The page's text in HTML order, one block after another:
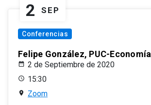
2 SEP
Conferencias
Felipe González, PUC-Economía
2 de Septiembre de 2020
15:30
Zoom